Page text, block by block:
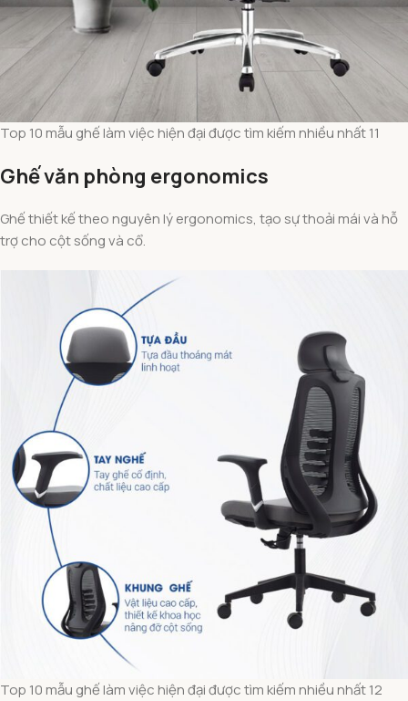
Top 10 mẫu ghế làm việc hiện đại được tìm kiếm nhiều nhất 11
Ghế văn phòng ergonomics
Ghế thiết kế theo nguyên lý ergonomics, tạo sự thoải mái và hỗ
trợ cho cột sống và cổ.
Top 10 mẫu ghế làm việc hiện đại được tìm kiếm nhiều nhất 12